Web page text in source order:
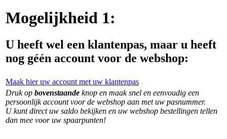
Mogelijkheid 1:
U heeft wel een klantenpas, maar u heeft
nog géén account voor de webshop:
Maak hier uw account met uw klantenpas
Druk op bovenstaande knop en maak snel en eenvoudig een
persoonlijk account voor de webshop aan met uw pasnummer.
U kunt direct uw saldo bekijken en uw webshop bestellingen tellen
dan mee voor uw spaarpunten!